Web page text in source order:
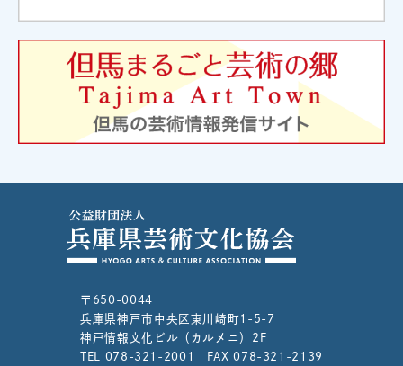
〒650-0044
兵庫県神戸市中央区東川崎町1-5-7
神戸情報文化ビル（カルメニ）2F
TEL 078-321-2001 FAX 078-321-2139